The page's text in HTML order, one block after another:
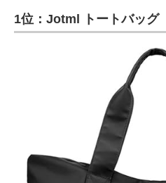
1位：Jotml トートバッグ